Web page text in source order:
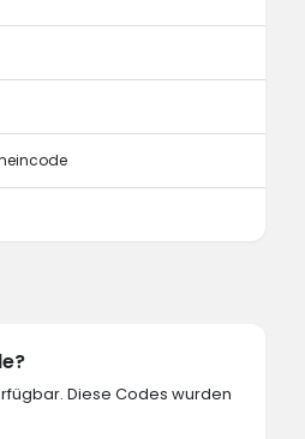
Diese Codes wurden